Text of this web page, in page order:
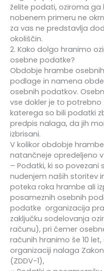
želite podati, oziroma ga
nobenem primeru ne
za vas ne predstavlja
okoliščin.
2. Kako dolgo hranimo
osebne podatke?
Obdobje hrambe
podlage in namena
osebnih podatkov.
vse dokler je to
katerega so bili podatki
predpis nalaga, da jih
izbrisani.
V kolikor obdobje
natančneje opredeljeno
– Podatki, ki so povezani
nudenjem naših storitev
poteka roka hrambe ali
posameznih osebnih
podatke organizacija
zaključku sodelovanja
računu), pri čemer
računih hranimo še 10
organizaciji nalaga
(ZDDV-1),